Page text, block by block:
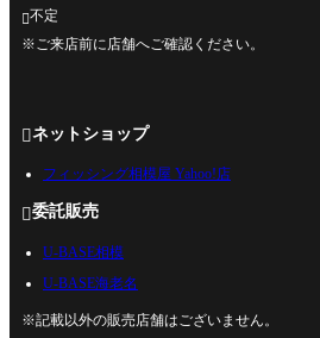
不定
※ご来店前に店舗へご確認ください。
ネットショップ
フィッシング相模屋 Yahoo!店
委託販売
U-BASE相模
U-BASE海老名
※記載以外の販売店舗はございません。